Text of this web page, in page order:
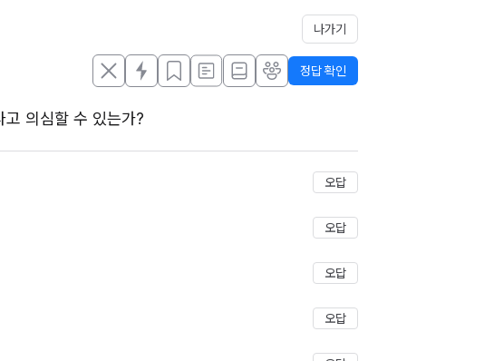
나가기
정답 확인
의심할 수 있는가?
저장
오답
오답
오답
오답